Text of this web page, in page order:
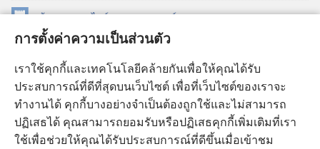
การตั้งค่าความเป็นส่วนตัว
เราใช้คุกกี้และเทคโนโลยีคล้ายกันเพื่อให้คุณได้รับ
ประสบการณ์ที่ดีที่สุดบนเว็บไซต์ เพื่อที่เว็บไซต์ของเราจะ
ทำงานได้ คุกกี้บางอย่างจำเป็นต้องถูกใช้และไม่สามารถ
ปฏิเสธได้ คุณสามารถยอมรับหรือปฏิเสธคุกกี้เพิ่มเติมที่เรา
ใช้เพื่อช่วยให้คุณได้รับประสบการณ์ที่ดีขึ้นเมื่อเข้าชม
ใหม่) ห้องสมุดออนไลน์ของวอชเทาเวอร์
หน้าต่าง
®
หน้าต่าง
ใหม่) JW Library®
ห้องสมุดว็อชเทาเวอร์